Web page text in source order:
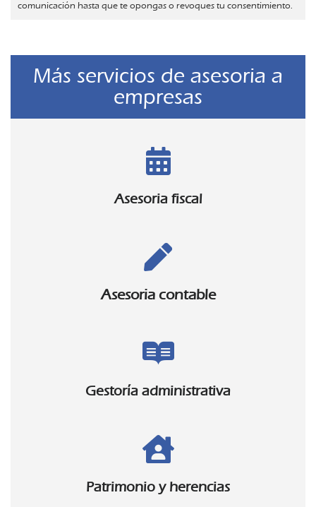
comunicación hasta que te opongas o revoques tu consentimiento.
Más servicios de asesoria a
empresas
Asesoria fiscal
Asesoria contable
Gestoría administrativa
Patrimonio y herencias